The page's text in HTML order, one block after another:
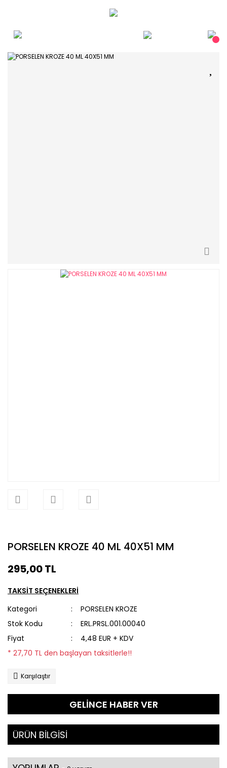
PORSELEN KROZE 40 ML 40X51 MM
295,00 TL
TAKSİT SEÇENEKLERİ
Kategori
PORSELEN KROZE
Stok Kodu
ERL.PRSL.001.00040
Fiyat
4,48 EUR + KDV
* 27,70 TL den başlayan taksitlerle!!
Karşılaştır
GELİNCE HABER VER
ÜRÜN BİLGİSİ